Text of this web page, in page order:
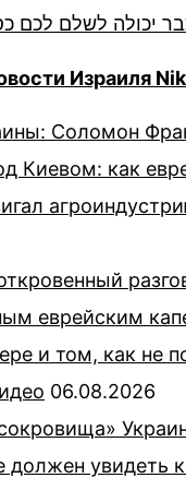
יכולה לשלם לכם
Израиля
Соломон
Киевом: как
еврейским
и том, как не
06.08.2026
должен увидеть